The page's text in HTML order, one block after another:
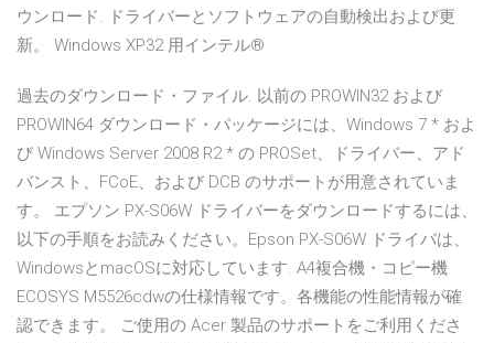
ウンロード. ドライバーとソフトウェアの自動検出および更
新。 Windows XP32 用インテル®
過去のダウンロード・ファイル. 以前の PROWIN32 および
PROWIN64 ダウンロード・パッケージには、Windows 7 * およ
び Windows Server 2008 R2 * の PROSet、ドライバー、アド
バンスト、FCoE、および DCB のサポートが用意されていま
す。 エプソン PX-S06W ドライバーをダウンロードするには、
以下の手順をお読みください。Epson PX-S06W ドライバは、
WindowsとmacOSに対応しています. A4複合機・コピー機
ECOSYS M5526cdwの仕様情報です。各機能の性能情報が確
認できます。 ご使用の Acer 製品のサポートをご利用くださ